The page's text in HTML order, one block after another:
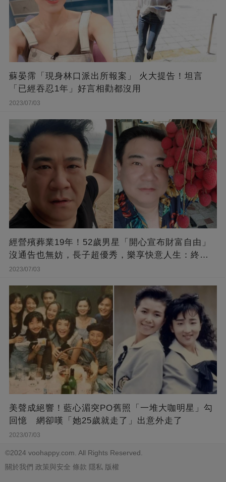
蘇晏霈「現身林口派出所報案」 火大提告！坦言
「已經吞忍1年」好言相勸都沒用
2023/07/03
經營殯葬業19年！52歲男星「開心宣布財富自由」
沒通告也無妨，長子超優秀，樂享快意人生：終于
能遊山玩水！
2023/07/03
美聲成絕響！藍心湄突PO舊照「一堆大咖明星」勾
回憶 網卻嘆「她25歲就走了」出意外走了
2023/07/03
©2024 voohappy.com. All Rights Reserved.
關於我們 政策與安全 條款 隱私 版權